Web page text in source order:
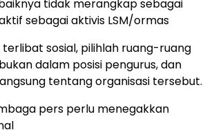
tidak merangkap sebagai
sebagai aktivis LSM/ormas
sosial, pilihlah ruang-ruang
dalam posisi pengurus, dan
tentang organisasi tersebut.
pers perlu menegakkan